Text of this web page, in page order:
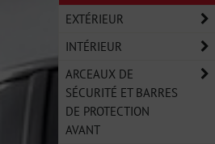
EXTÉRIEUR
INTÉRIEUR
ARCEAUX DE
SÉCURITÉ ET BARRES
DE PROTECTION
AVANT